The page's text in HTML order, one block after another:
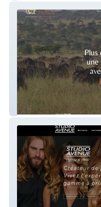
Travelling Monkey